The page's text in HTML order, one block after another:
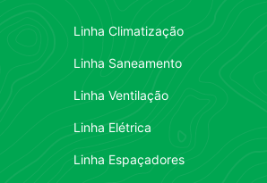
Linha Climatização
Linha Saneamento
Linha Ventilação
Linha Elétrica
Linha Espaçadores